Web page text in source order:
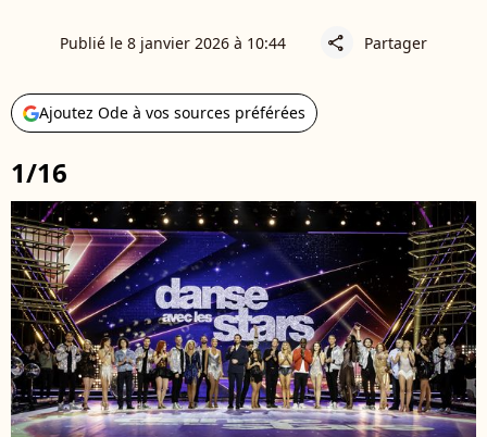
Publié le 8 janvier 2026 à 10:44 share Partager
Ajoutez Ode à vos sources préférées
1/16